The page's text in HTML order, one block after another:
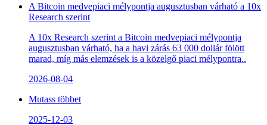
A Bitcoin medvepiaci mélypontja augusztusban várható a 10x
Research szerint
A 10x Research szerint a Bitcoin medvepiaci mélypontja
augusztusban várható, ha a havi zárás 63 000 dollár fölött
marad, míg más elemzések is a közelgő piaci mélypontra..
2026-08-04
Mutass többet
2025-12-03